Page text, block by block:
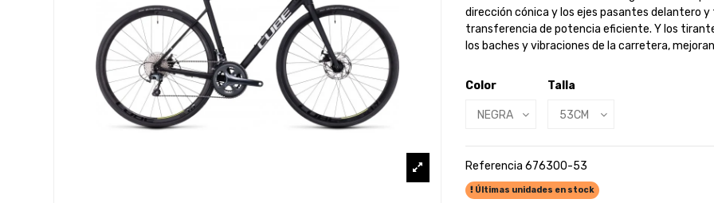
dirección cónica y los ejes pasantes delantero
transferencia de potencia eficiente. Y los
los baches y vibraciones de la carretera,
Color Talla
Referencia 676300-53
Últimas unidades en stock